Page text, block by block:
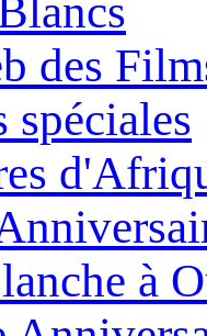
des
spéciales
à